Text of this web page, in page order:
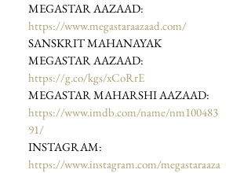
MEGASTAR AAZAAD:
https://www.megastaraazaad.com/
SANSKRIT MAHANAYAK
MEGASTAR AAZAAD:
https://g.co/kgs/xCoRrE
MEGASTAR MAHARSHI AAZAAD:
https://www.imdb.com/name/nm100483
91/
INSTAGRAM:
https://www.instagram.com/megastaraaza